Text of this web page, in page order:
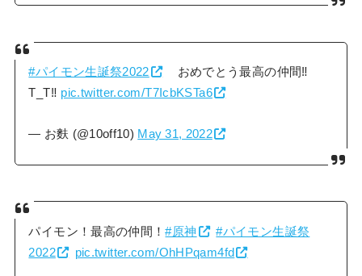
#パイモン生誕祭2022
おめでとう最高の仲間‼︎
T_T‼︎ pic.twitter.com/T7IcbKSTa6
— お麩 (@10off10) May 31, 2022
パイモン！最高の仲間！#原神
#パイモン生誕祭
2022
pic.twitter.com/OhHPqam4fd